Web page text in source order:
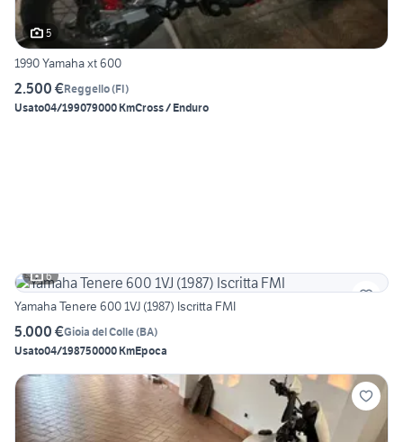
5
1990 Yamaha xt 600
2.500 €Reggello(FI)
Usato04/199079000 KmCross / Enduro
6
Yamaha Tenere 600 1VJ (1987) Iscritta FMI
5.000 €Gioia del Colle(BA)
Usato04/198750000 KmEpoca